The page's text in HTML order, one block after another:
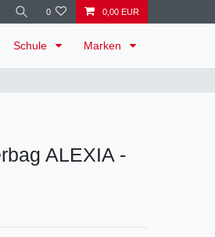
0 0,00 EUR
Schule Marken
ALEXIA -